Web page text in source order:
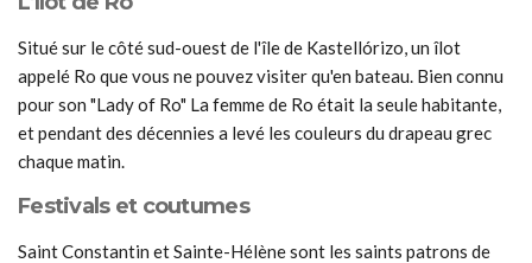
Situé sur le côté sud-ouest de l'île de Kastellórizo, un îlot
appelé Ro que vous ne pouvez visiter qu'en bateau. Bien connu
pour son "Lady of Ro" La femme de Ro était la seule habitante,
et pendant des décennies a levé les couleurs du drapeau grec
chaque matin.
Festivals et coutumes
Saint Constantin et Sainte-Hélène sont les saints patrons de